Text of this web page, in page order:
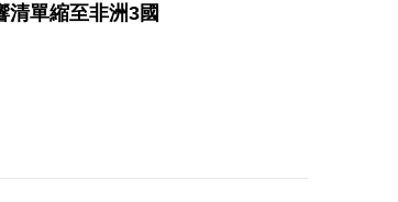
清單縮至非洲3國